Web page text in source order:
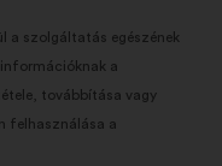
a szolgáltatás egészének
információknak a
továbbítása vagy
felhasználása a